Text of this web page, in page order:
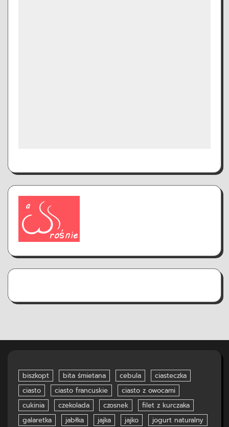
biszkopt bita śmietana cebula
ciasteczka
ciasto
ciasto francuskie
ciasto z owocami
cukinia
czekolada czosnek
filet z kurczaka
galaretka
jabłka jajka jajko
jogurt naturalny